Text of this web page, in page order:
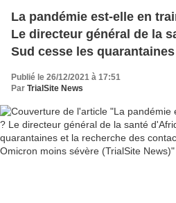
La pandémie est-elle en
Le directeur général de la
Sud cesse les
sévère (TrialSite News)
Publié le 26/12/2021 à 17:51
Par TrialSite News